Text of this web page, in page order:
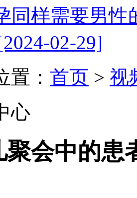
同样需要男性
02-29]
置： 首页 > 视
心
聚会中的患